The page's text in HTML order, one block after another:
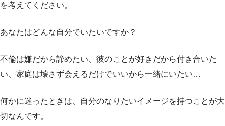
を考えてください。
あなたはどんな自分でいたいですか？
不倫は嫌だから諦めたい、彼のことが好きだから付き合いた
い、家庭は壊さず会えるだけでいいから一緒にいたい…
何かに迷ったときは、自分のなりたいイメージを持つことが大
切なんです。